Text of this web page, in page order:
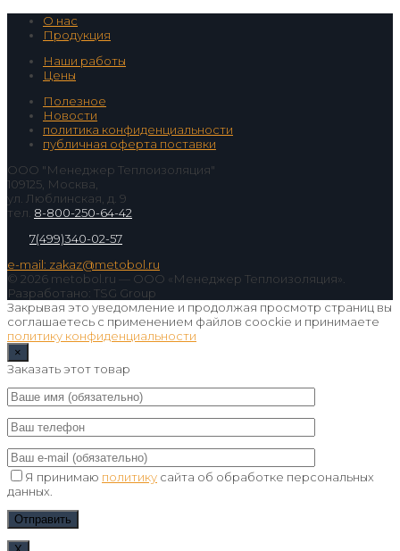
О нас
Продукция
Наши работы
Цены
Полезное
Новости
политика конфиденциальности
публичная оферта поставки
ООО "Менеджер Теплоизоляция"
109125, Москва,
ул. Люблинская, д. 9
тел. 8-800-250-64-42
7(499)340-02-57
e-mail: zakaz@metobol.ru
© 2026 metobol.ru — ООО «Менеджер Теплоизоляция».
Разработано: TSG Group
Закрывая это уведомление и продолжая просмотр страниц вы
соглашаетесь с применением файлов coockie и принимаете
политику конфиденциальности
×
Заказать этот товар
Я принимаю политику сайта об обработке персональных
данных.